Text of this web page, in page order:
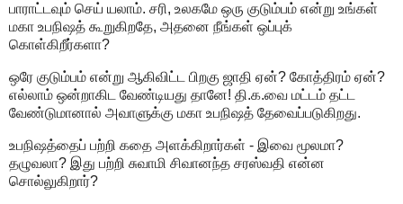
பாராட்டவும் செய் யலாம். சரி, உலகமே ஒரு குடும்பம் என்று உங்கள்
மகா உபநிஷத் கூறுகிறதே, அதனை நீங்கள் ஒப்புக்
கொள்கிறீர்களா?
ஒரே குடும்பம் என்று ஆகிவிட்ட பிறகு ஜாதி ஏன்? கோத்திரம் ஏன்?
எல்லாம் ஒன்றாகிட வேண்டியது தானே! தி.க.வை மட்டம் தட்ட
வேண்டுமானால் அவாளுக்கு மகா உபநிஷத் தேவைப்படுகிறது.
உபநிஷத்தைப் பற்றி கதை அளக்கிறார்கள் - இவை மூலமா?
தழுவலா? இது பற்றி சுவாமி சிவானந்த சரஸ்வதி என்ன
சொல்லுகிறார்?